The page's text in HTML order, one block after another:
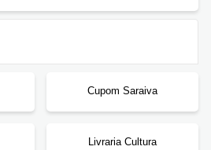
Cupom Saraiva
Livraria Cultura